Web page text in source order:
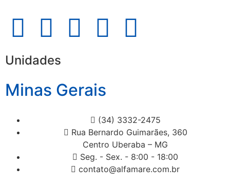
Unidades
Minas Gerais
(34) 3332-2475
Rua Bernardo Guimarães, 360
Centro Uberaba – MG
Seg. - Sex. - 8:00 - 18:00
contato@alfamare.com.br